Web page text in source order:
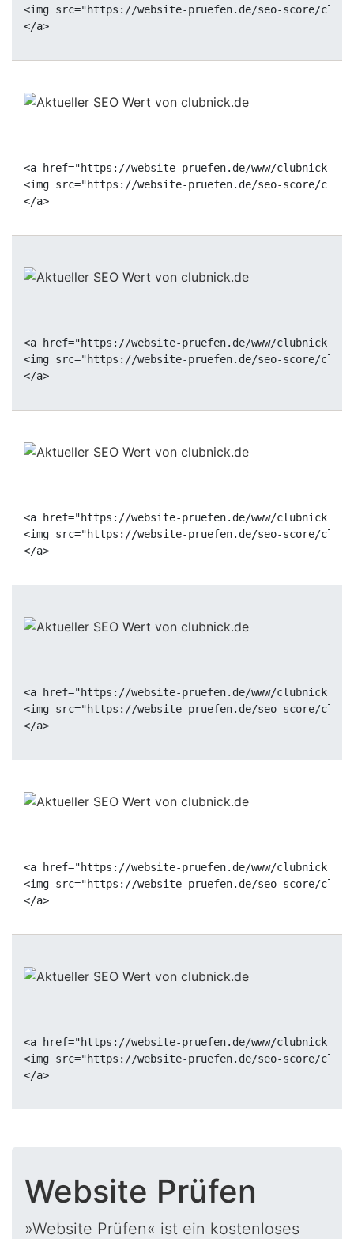
<img src="https://website-pruefen.de/seo-score/
<a href="https://website-pruefen.de/www/
<img src="https://website-pruefen.de/seo-score/
<a href="https://website-pruefen.de/www/
<img src="https://website-pruefen.de/seo-score/
<a href="https://website-pruefen.de/www/
<img src="https://website-pruefen.de/seo-score/
<a href="https://website-pruefen.de/www/
<img src="https://website-pruefen.de/seo-score/
<a href="https://website-pruefen.de/www/
<img src="https://website-pruefen.de/seo-score/
<a href="https://website-pruefen.de/www/
<img src="https://website-pruefen.de/seo-score/
Website Prüfen
»Website Prüfen« ist ein kostenloses